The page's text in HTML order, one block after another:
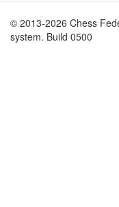
© 2013-2026 Chess
system. Build 0500